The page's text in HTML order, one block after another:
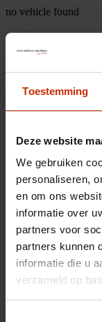
Toestemming
Deze website
We gebruiken
personaliseren,
en om ons
informatie over
partners voor
partners kunnen
informatie die u
verzameld op
no vehicle found